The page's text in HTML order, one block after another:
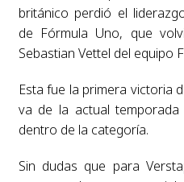
británico perdió el
de Fórmula Uno, que
Sebastian Vettel del equipo
Esta fue la primera victoria
va de la actual
dentro de la categoría.
Sin dudas que para